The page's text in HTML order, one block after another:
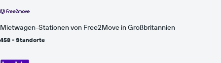
Mietwagen-Stationen von Free2Move in Großbritannien
458 - Standorte